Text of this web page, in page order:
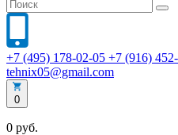
+7 (495) 178-02-05 +7 (916)
tehnix05@gmail.com
0
0 руб.